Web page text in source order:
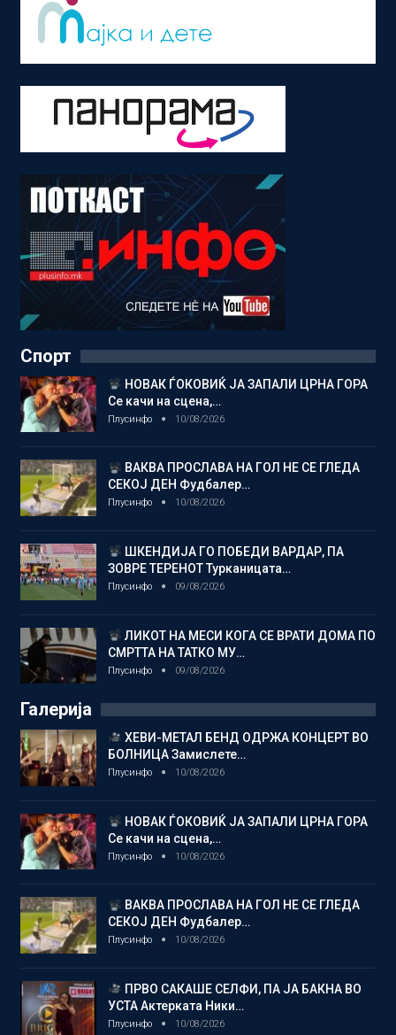
Спорт
НОВАК ЃОКОВИЌ ЈА ЗАПАЛИ ЦРНА ГОРА
Се качи на сцена,…
Плусинфо 10/08/2026
ВАКВА ПРОСЛАВА НА ГОЛ НЕ СЕ ГЛЕДА
СЕКОЈ ДЕН Фудбалер…
Плусинфо 10/08/2026
ШКЕНДИЈА ГО ПОБЕДИ ВАРДАР, ПА
ЗОВРЕ ТЕРЕНОТ Турканицата…
Плусинфо 09/08/2026
ЛИКОТ НА МЕСИ КОГА СЕ ВРАТИ ДОМА ПО
СМРТТА НА ТАТКО МУ…
Плусинфо 09/08/2026
Галерија
ХЕВИ-МЕТАЛ БЕНД ОДРЖА КОНЦЕРТ ВО
БОЛНИЦА Замислете…
Плусинфо 10/08/2026
НОВАК ЃОКОВИЌ ЈА ЗАПАЛИ ЦРНА ГОРА
Се качи на сцена,…
Плусинфо 10/08/2026
ВАКВА ПРОСЛАВА НА ГОЛ НЕ СЕ ГЛЕДА
СЕКОЈ ДЕН Фудбалер…
Плусинфо 10/08/2026
ПРВО САКАШЕ СЕЛФИ, ПА ЈА БАКНА ВО
УСТА Актерката Ники…
Плусинфо 10/08/2026